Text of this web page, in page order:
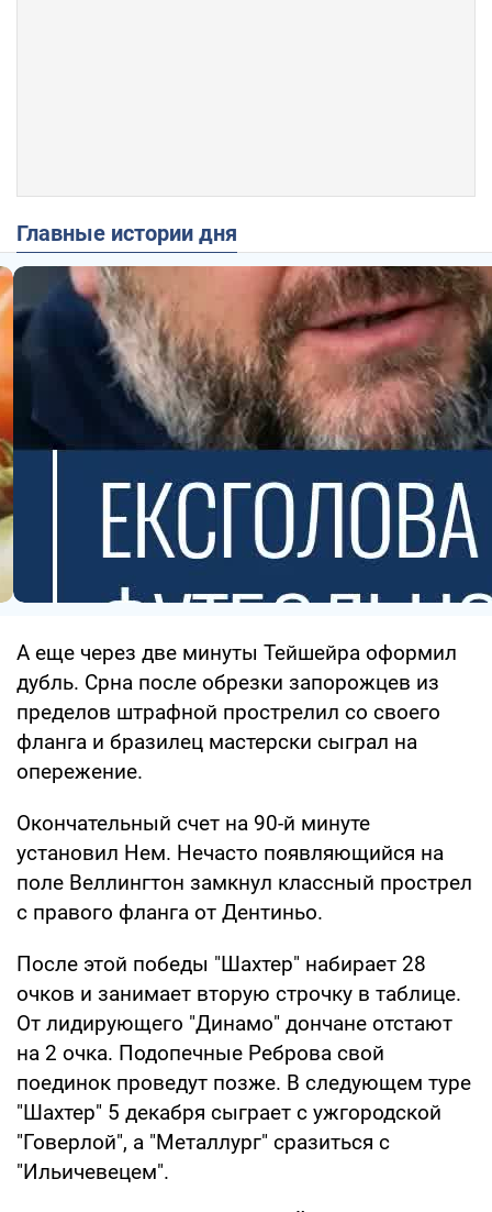
Главные истории дня
А еще через две минуты Тейшейра оформил
дубль. Срна после обрезки запорожцев из
пределов штрафной прострелил со своего
фланга и бразилец мастерски сыграл на
опережение.
Окончательный счет на 90-й минуте
установил Нем. Нечасто появляющийся на
поле Веллингтон замкнул классный прострел
с правого фланга от Дентиньо.
После этой победы "Шахтер" набирает 28
очков и занимает вторую строчку в таблице.
От лидирующего "Динамо" дончане отстают
на 2 очка. Подопечные Реброва свой
поединок проведут позже. В следующем туре
"Шахтер" 5 декабря сыграет с ужгородской
"Говерлой", а "Металлург" сразиться с
"Ильичевецем".